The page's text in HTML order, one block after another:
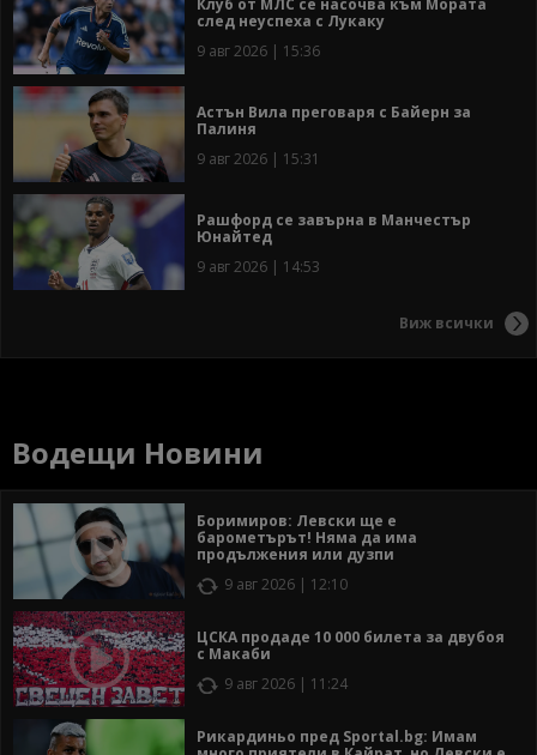
Клуб от МЛС се насочва към Мората
след неуспеха с Лукаку
9 авг 2026 | 15:36
Астън Вила преговаря с Байерн за
Палиня
9 авг 2026 | 15:31
Рашфорд се завърна в Манчестър
Юнайтед
9 авг 2026 | 14:53
Виж всички
Водещи Новини
Боримиров: Левски ще е
барометърът! Няма да има
продължения или дузпи
9 авг 2026 | 12:10
ЦСКА продаде 10 000 билета за двубоя
с Макаби
9 авг 2026 | 11:24
Рикардиньо пред Sportal.bg: Имам